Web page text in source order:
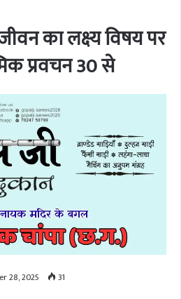
का लक्ष्य विषय पर
प्रवचन 30 से
28, 2025 31